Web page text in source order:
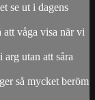
se ut i dagens
våga visa när vi
utan att såra
så mycket beröm